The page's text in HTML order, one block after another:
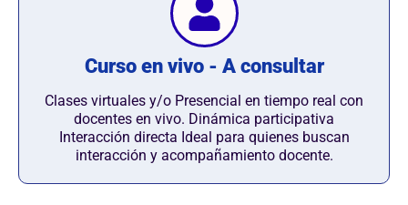
Curso en vivo - A consultar
Clases virtuales y/o Presencial en tiempo real con
docentes en vivo. Dinámica participativa
Interacción directa Ideal para quienes buscan
interacción y acompañamiento docente.